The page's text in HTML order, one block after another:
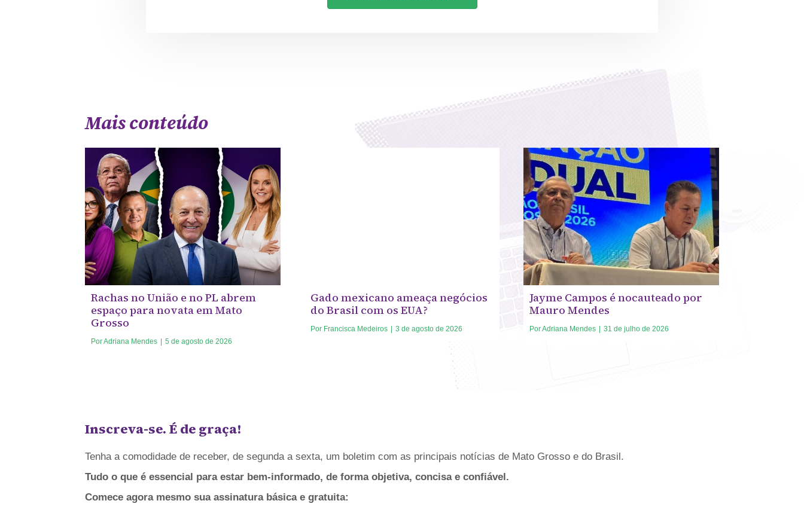
Mais conteúdo
Rachas no União e no PL abrem
espaço para novata em Mato
Grosso
PorAdriana Mendes 5 de agosto de 2026
Gado mexicano ameaça negócios
do Brasil com os EUA?
Por Francisca Medeiros 3 de agosto de 2026
Jayme Campos é nocauteado por
Mauro Mendes
PorAdriana Mendes 31 de julho de 2026
Inscreva-se. É de graça!
Tenha a comodidade de receber, de segunda a sexta, um boletim com as principais notícias de Mato Grosso e do Brasil.
Tudo o que é essencial para estar bem-informado, de forma objetiva, concisa e confiável.
Comece agora mesmo sua assinatura básica e gratuita: